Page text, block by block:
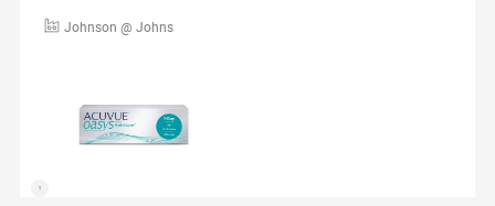
Johnson @ Johns